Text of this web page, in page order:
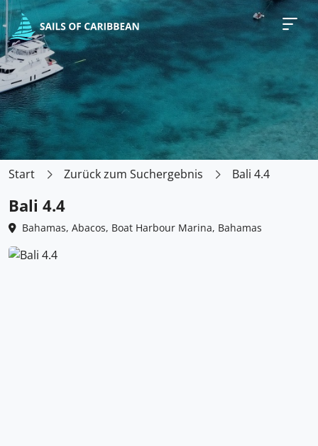
Start Zurück zum Suchergebnis Bali 4.4
Bali 4.4
Bahamas, Abacos, Boat Harbour Marina, Bahamas